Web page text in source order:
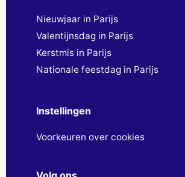
Nieuwjaar in Parijs
Valentijnsdag in Parijs
Kerstmis in Parijs
Nationale feestdag in Parijs
Instellingen
Voorkeuren over cookies